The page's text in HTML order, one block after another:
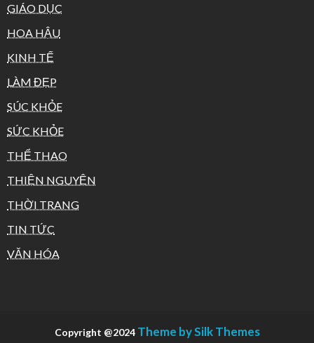
GIÁO DỤC
HOA HẬU
KINH TẾ
LÀM ĐẸP
SÚC KHỎE
SỨC KHỎE
THỂ THAO
THIỆN NGUYỆN
THỜI TRANG
TIN TỨC
VĂN HÓA
Copyright @2024 Theme by Silk Themes